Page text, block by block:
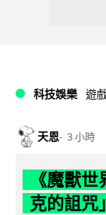
科技娛樂 遊
天恩 3 小時
《魔獸
克的詛咒